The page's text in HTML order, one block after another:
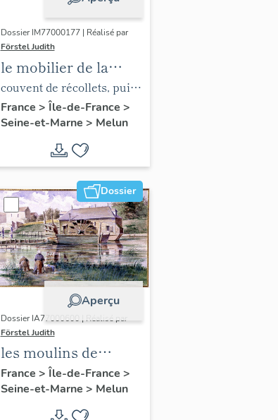
Dossier IM77000177 | Réalisé par
Förstel Judith
le mobilier de la
chapelle de l'hôpital
couvent de récollets, puis
hôpital
France > Île-de-France >
Seine-et-Marne > Melun
Dossier
Aperçu
Dossier IA77000600 | Réalisé par
Förstel Judith
les moulins de
Melun
France > Île-de-France >
Seine-et-Marne > Melun